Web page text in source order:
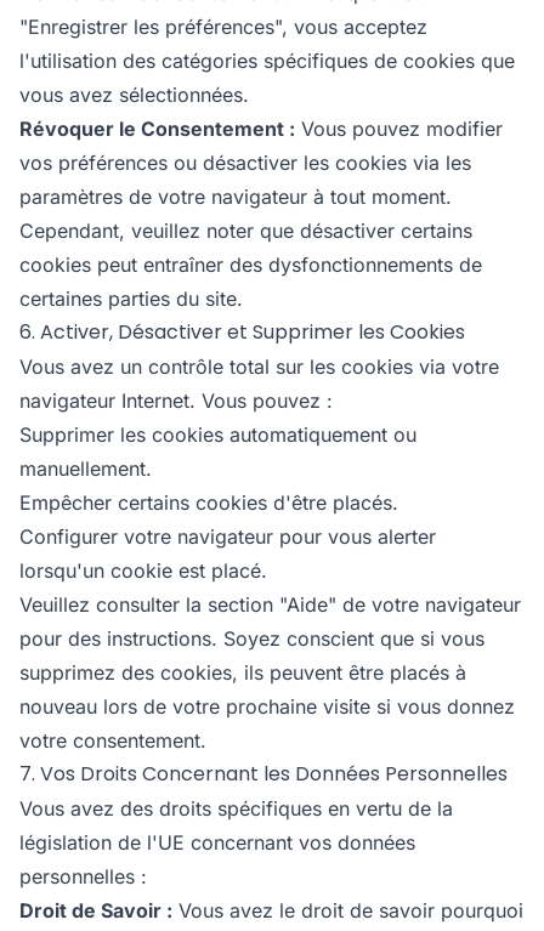
"Enregistrer les préférences", vous acceptez
l'utilisation des catégories spécifiques de cookies que
vous avez sélectionnées.
Révoquer le Consentement : Vous pouvez modifier
vos préférences ou désactiver les cookies via les
paramètres de votre navigateur à tout moment.
Cependant, veuillez noter que désactiver certains
cookies peut entraîner des dysfonctionnements de
certaines parties du site.
6. Activer, Désactiver et Supprimer les Cookies
Vous avez un contrôle total sur les cookies via votre
navigateur Internet. Vous pouvez :
Supprimer les cookies automatiquement ou
manuellement.
Empêcher certains cookies d'être placés.
Configurer votre navigateur pour vous alerter
lorsqu'un cookie est placé.
Veuillez consulter la section "Aide" de votre navigateur
pour des instructions. Soyez conscient que si vous
supprimez des cookies, ils peuvent être placés à
nouveau lors de votre prochaine visite si vous donnez
votre consentement.
7. Vos Droits Concernant les Données Personnelles
Vous avez des droits spécifiques en vertu de la
législation de l'UE concernant vos données
personnelles :
Droit de Savoir : Vous avez le droit de savoir pourquoi